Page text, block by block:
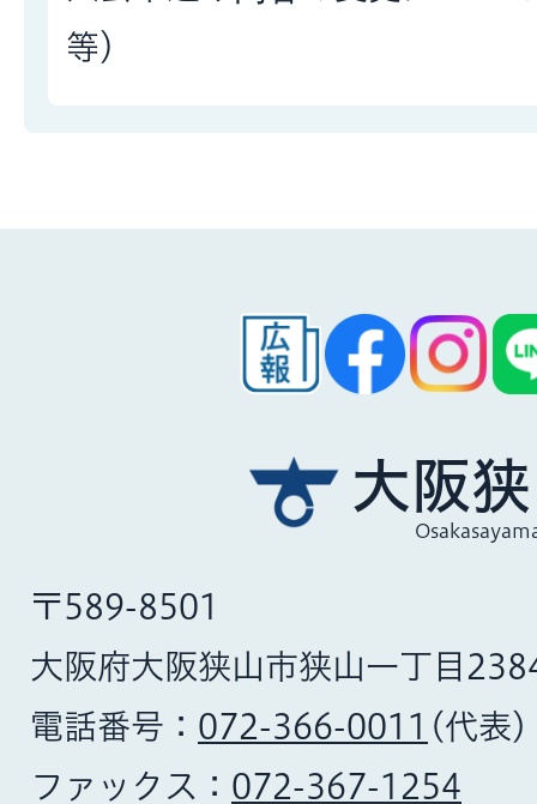
等）
大阪
〒589-8501
大阪府大阪狭山市狭山一丁目
電話番号： 072-366-0011 (代表)
ファックス： 072-367-1254